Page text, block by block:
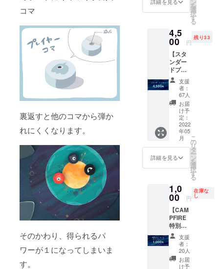
コマ
裏返すと他のコマから弾か
れにくくなります。
そのかわり、得られるパ
ワーが１になってしまいま
す。
礼の
メッ
会場で
のお手
渡しは
2022年
4月23日
（土）
の1日の
みで
す。 ※
我々の
出店は
2022年
4月23日
土曜日
のみと
なって
おりま
なかっ
た場
合、も
しく
は、
ゲーム
マー
ケット
運営の
判断や
災害等
を
選
択
す
る
4,5
00 円
残り33
【スタ
ンダー
ドプラ
ン（増
枠）】
・プラ
ネピタ
１セッ
トをお
届け
（送料
込） ・
お礼の
メッ
セージ
※増枠し
た。お
届けは
【スタ
ンダー
ドプラ
ン】よ
り、数
日遅く
なりま
す。
支援
者：
67人
お届
け予
定：
2022
年05
月
詳細を見る
こ
の
リ
タ
ー
ン
を
選
択
す
る
1,0
00 円
在庫な
し
【CAM
PFIRE
特別
シュー
ターに
アップ
グレー
ド】 ・
支援
者：
20人
お届
け予